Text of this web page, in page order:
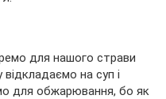
для нашого страви
відкладаємо на суп і
для обжарювання, бо як